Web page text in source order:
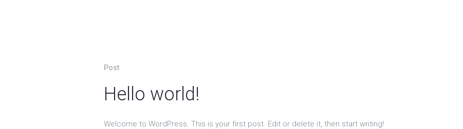
Post
Hello world!
Welcome to WordPress. This is your first post. Edit or delete it, then start writing!